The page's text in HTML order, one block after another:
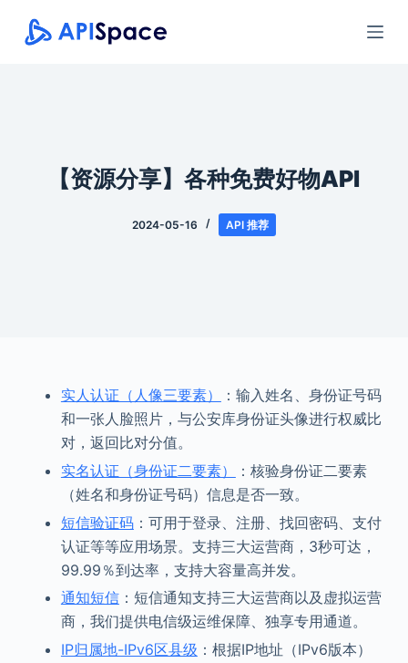
跳
过
【资源分享】各种免费好物API
2024-05-16 API 推荐
实人认证（人像三要素）
：输入姓名、身份证号码
和一张人脸照片，与公安库身份证头像进行权威比
对，返回比对分值。
实名认证（身份证二要素）
：核验身份证二要素
（姓名和身份证号码）信息是否一致。
短信验证码：可用于登录、注册、找回密码、支付
认证等等应用场景。支持三大运营商，3秒可达，
99.99％到达率，支持大容量高并发。
通知短信：短信通知支持三大运营商以及虚拟运营
商，我们提供电信级运维保障、独享专用通道。
IP归属地-IPv6区县级 ：根据IP地址（IPv6版本）